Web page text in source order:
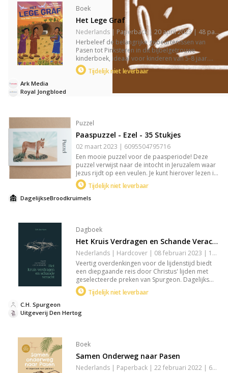
Boek
Het Lege Graf
Nederlands | Paperback | 20 april 2023 | 48 pagina's | 9789033834462
Herbeleef de belangrijke gebeurtenissen van
Pasen tot Pinksteren in dit bijbelgetrouwe
kinderboek, ideaal voor kinderen van 5-8 jaar.
Geschreven door de Engelse auteur en
radiolegende Brian Sibley, biedt dit boek een
Tijdelijk niet leverbaar
Royal Jongbloed
Ark Media
Puzzel
Paaspuzzel - Ezel - 35 Stukjes
02 maart 2023 | 6095504795716
Een mooie puzzel voor de paasperiode! Deze
puzzel verwijst naar de intocht in Jeruzalem waar
Jezus rijdt op een veulen. Je kunt hierover lezen in
Lucas 19: 28-44 Puzzel en herdenk samen met je
kinderen! Formaat: 19x28 cm
Tijdelijk niet leverbaar
DagelijkseBroodkruimels
Dagboek
Het Kruis Verdragen en Schande Veracht
Nederlands | Hardcover | 08 februari 2023 | 128 pagina's | Basisbijbel | 9789033132131
Veertig overdenkingen voor de lijdenstijd biedt
een diepgaande reis door Christus' lijden met
geselecteerde preken van Spurgeon. Dagelijks
neemt het je mee naar Golgotha, met rijke
inzichten en beeldspraak, om de betekenis van
Perfekt voor een betekenisvolle voorbereiding op
Tijdelijk niet leverbaar
Uitgeverij Den Hertog
C.H. Spurgeon
Boek
Samen Onderweg naar Pasen
Nederlands | Paperback | 22 februari 2022 | 60 pagina's | 9789033834240